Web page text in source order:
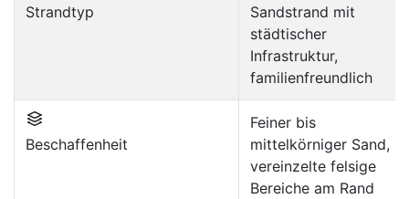
Strandtyp
Sandstrand mit
städtischer
Infrastruktur,
familienfreundlich
Beschaffenheit
Feiner bis
mittelkörniger Sand,
vereinzelte felsige
Bereiche am Rand